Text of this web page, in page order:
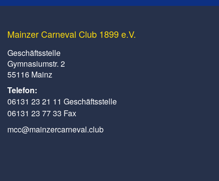
Mainzer Carneval Club 1899 e.V.
Geschäftsstelle
Gymnasiumstr. 2
55116 Mainz
Telefon:
06131 23 21 11 Geschäftsstelle
06131 23 77 33 Fax
mcc@mainzercarneval.club